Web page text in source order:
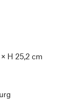
H 25,2 cm